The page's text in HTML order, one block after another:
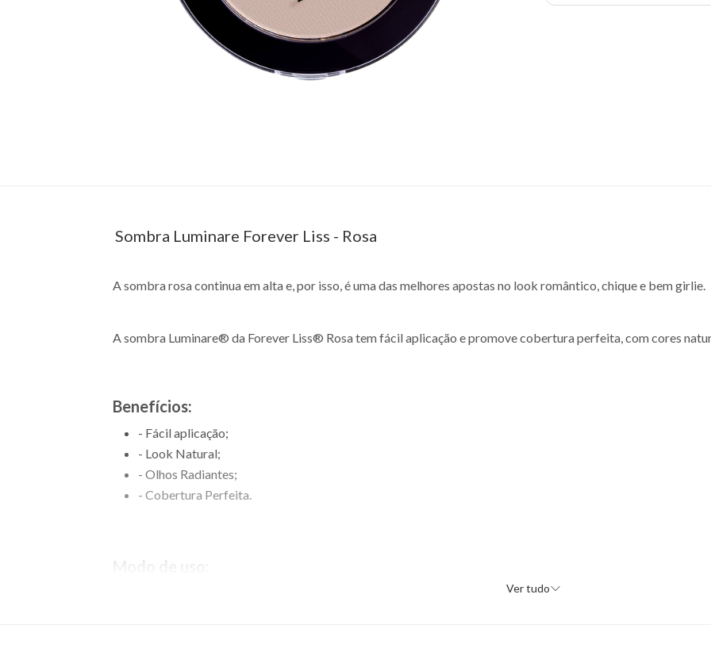
Sombra Luminare Forever Liss - Rosa
A sombra rosa continua em alta e, por isso, é uma das melhores apostas no look romântico, chique e bem girlie.
A sombra Luminare® da Forever Liss® Rosa tem fácil aplicação e promove cobertura perfeita, com cores
Benefícios:
- Fácil aplicação;
- Look Natural;
- Olhos Radiantes;
- Cobertura Perfeita.
Ver tudo